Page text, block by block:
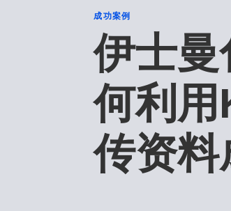
成功案例
伊士曼
何利
传资料